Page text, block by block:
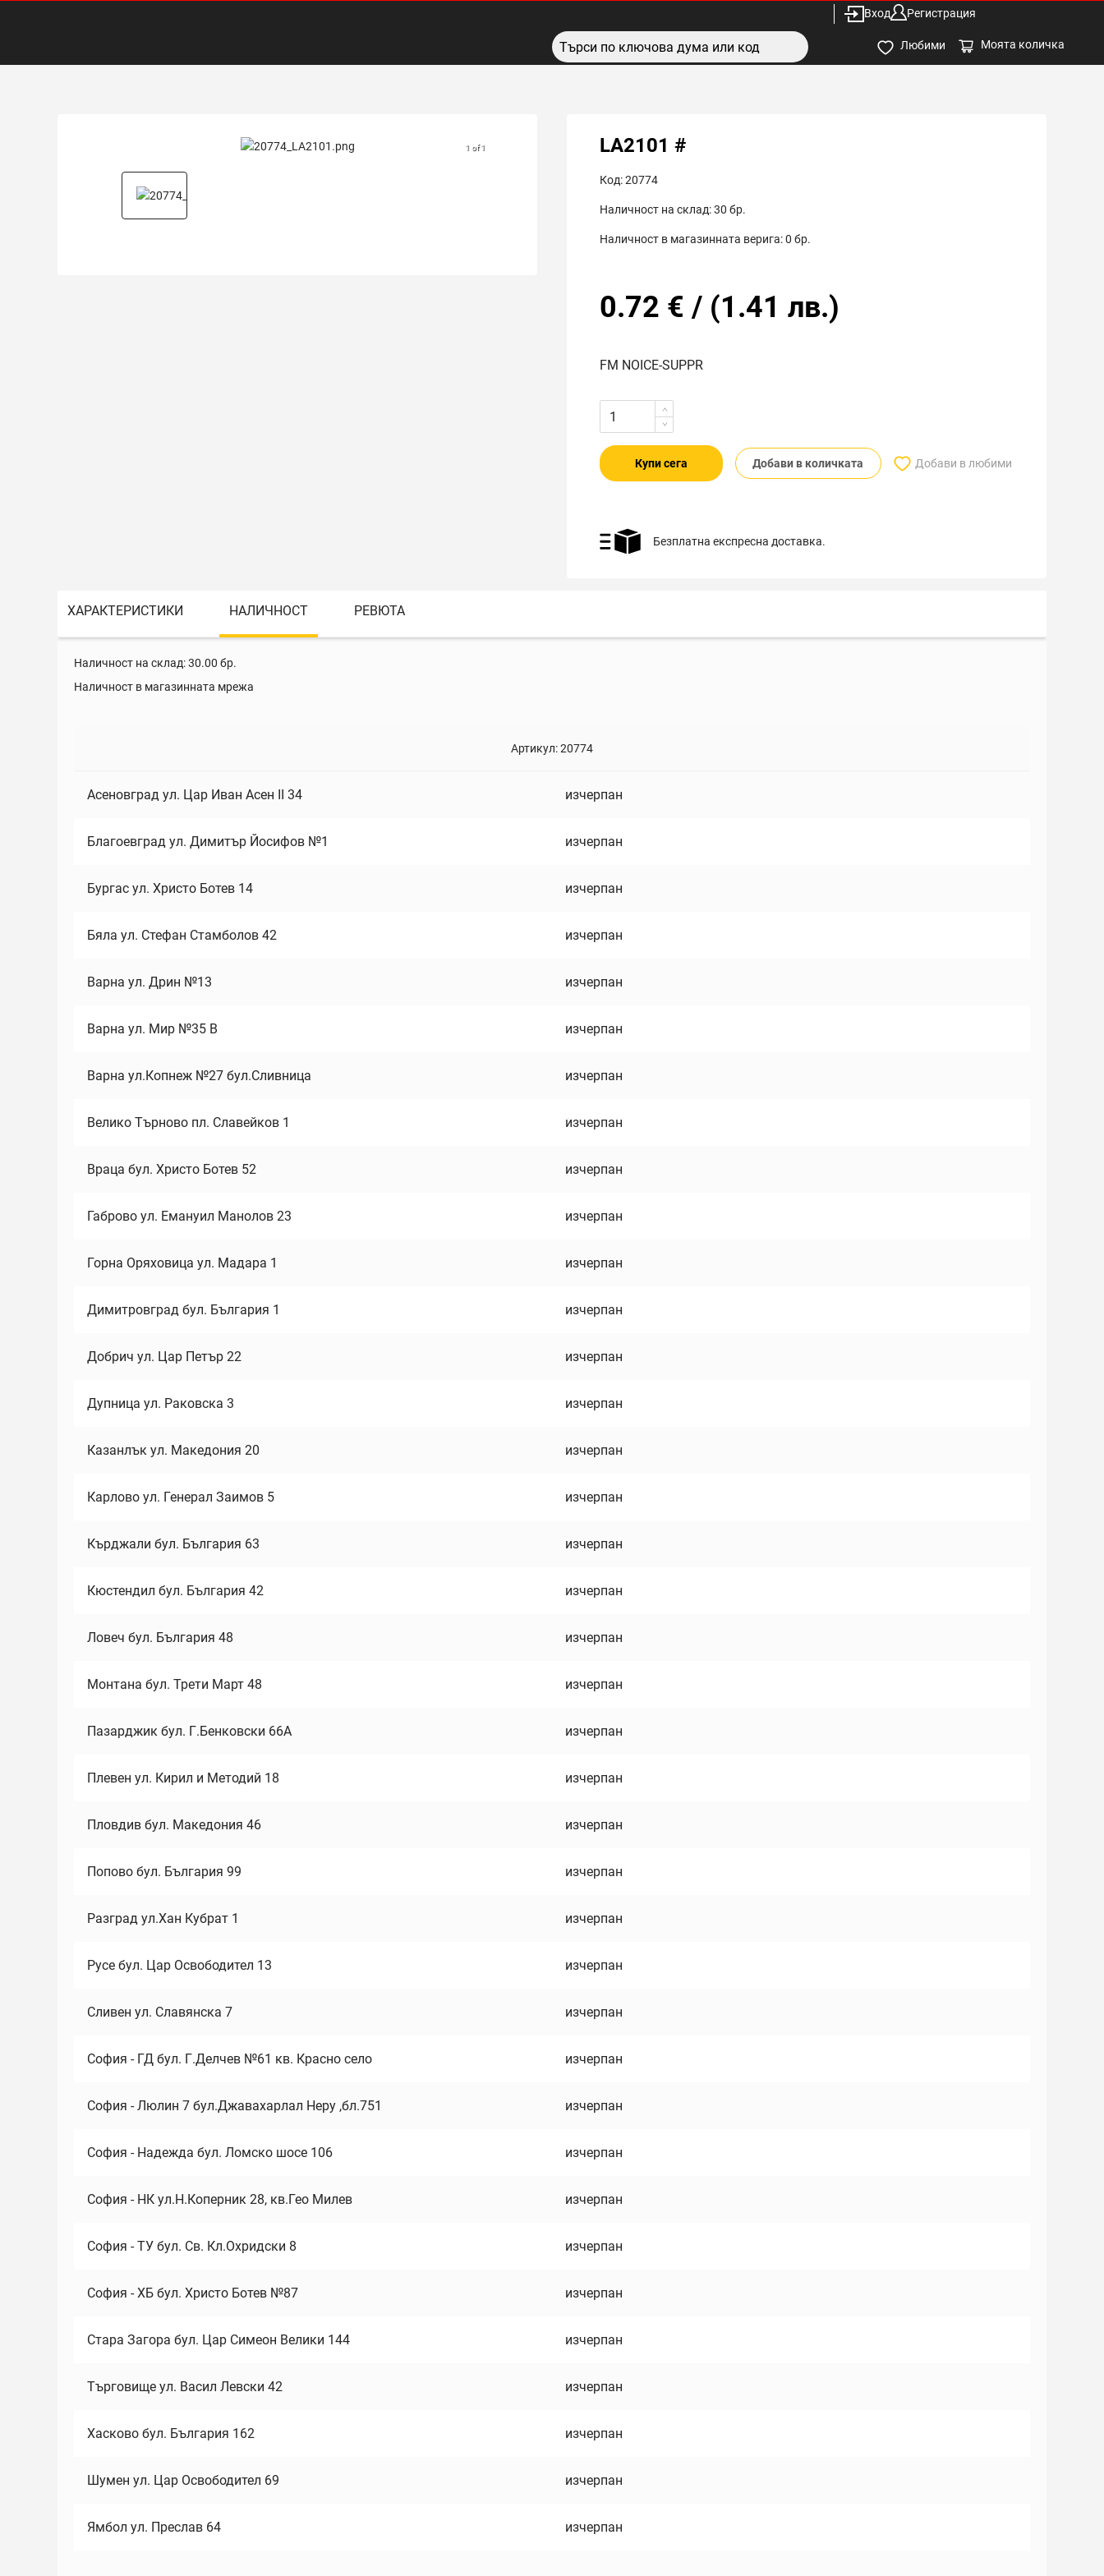
Вход Регистрация
Любими Моята количка
1 of 1 LA2101 #
Код:20774
Наличност на склад:30 бр.
Наличност в магазинната верига:0 бр.
0.72 € / (1.41 лв.)
FM NOICE-SUPPR
Купи сега Добави в количката Добави в любими
Безплатна експресна доставка.
ХАРАКТЕРИСТИКИ НАЛИЧНОСТ РЕВЮТА
Наличност на склад:30.00 бр.
Наличност в магазинната мрежа
Артикул:20774
Асеновград ул. Цар Иван Асен II 34 изчерпан
Благоевград ул. Димитър Йосифов №1 изчерпан
Бургас ул. Христо Ботев 14 изчерпан
Бяла ул. Стефан Стамболов 42 изчерпан
Варна ул. Дрин №13 изчерпан
Варна ул. Мир №35 В изчерпан
Варна ул.Копнеж №27 бул.Сливница изчерпан
Велико Търново пл. Славейков 1 изчерпан
Враца бул. Христо Ботев 52 изчерпан
Габрово ул. Емануил Манолов 23 изчерпан
Горна Оряховица ул. Мадара 1 изчерпан
Димитровград бул. България 1 изчерпан
Добрич ул. Цар Петър 22 изчерпан
Дупница ул. Раковска 3 изчерпан
Казанлък ул. Македония 20 изчерпан
Карлово ул. Генерал Заимов 5 изчерпан
Кърджали бул. България 63 изчерпан
Кюстендил бул. България 42 изчерпан
Ловеч бул. България 48 изчерпан
Монтана бул. Трети Март 48 изчерпан
Пазарджик бул. Г.Бенковски 66А изчерпан
Плевен ул. Кирил и Методий 18 изчерпан
Пловдив бул. Македония 46 изчерпан
Попово бул. България 99 изчерпан
Разград ул.Хан Кубрат 1 изчерпан
Русе бул. Цар Освободител 13 изчерпан
Сливен ул. Славянска 7 изчерпан
София - ГД бул. Г.Делчев №61 кв. Красно село изчерпан
София - Люлин 7 бул.Джавахарлал Неру ,бл.751 изчерпан
София - Надежда бул. Ломско шосе 106 изчерпан
София - НК ул.Н.Коперник 28, кв.Гео Милев изчерпан
София - ТУ бул. Св. Кл.Охридски 8 изчерпан
София - ХБ бул. Христо Ботев №87 изчерпан
Стара Загора бул. Цар Симеон Велики 144 изчерпан
Търговище ул. Васил Левски 42 изчерпан
Хасково бул. България 162 изчерпан
Шумен ул. Цар Освободител 69 изчерпан
Ямбол ул. Преслав 64 изчерпан